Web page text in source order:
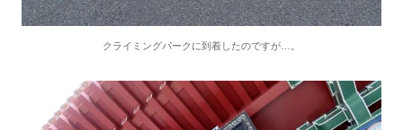
クライミングパークに到着したのですが…。